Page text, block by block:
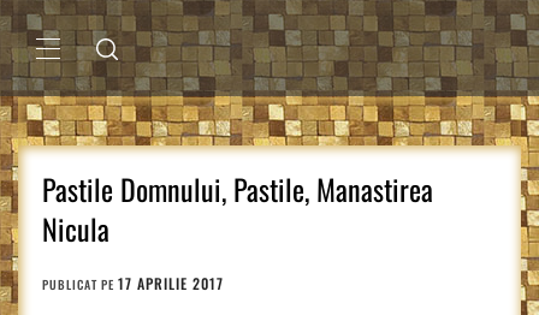
Sari
la
conținutMENIU
PRINCIPAL
Pastile Domnului, Pastile, Manastirea
Nicula
PUBLICAT PE 17 APRILIE 2017